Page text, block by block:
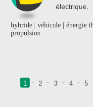
électrique.
hybride | véhicule | énergie
propulsion
Pages
1 2 3 4 5